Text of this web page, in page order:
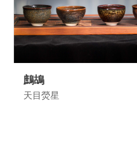
鷓鴣
天目熒星